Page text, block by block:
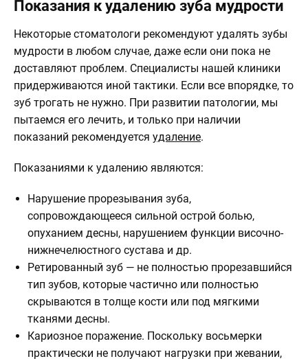
Показания к удалению зуба мудрости
Некоторые стоматологи рекомендуют удалять зубы
мудрости в любом случае, даже если они пока не
доставляют проблем. Специалисты нашей клиники
придерживаются иной тактики. Если все впорядке, то
зуб трогать не нужно. При развитии патологии, мы
пытаемся его лечить, и только при наличии
показаний рекомендуется удаление.
Показаниями к удалению являются:
Нарушение прорезывания зуба,
сопровождающееся сильной острой болью,
опуханием десны, нарушением функции височно-
нижнечелюстного сустава и др.
Ретированный зуб — не полностью прорезавшийся
тип зубов, которые частично или полностью
скрываются в толще кости или под мягкими
тканями десны.
Кариозное поражение. Поскольку восьмерки
практически не получают нагрузки при жевании,